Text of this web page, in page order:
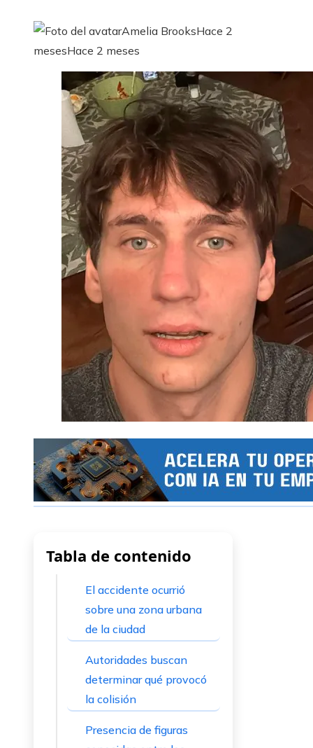
Amelia BrooksHace 2
mesesHace 2 meses
Tabla de contenido
El accidente ocurrió
sobre una zona urbana
de la ciudad
Autoridades buscan
determinar qué provocó
la colisión
Presencia de figuras